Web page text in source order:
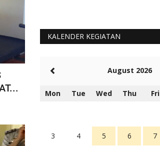
KALENDER KEGIATAN
August 2026
Mon Tue Wed Thu Fri
3 4 5 6 7